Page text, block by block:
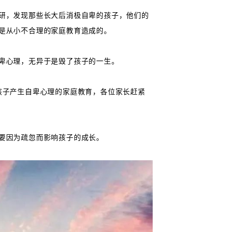
，发现那些长大后消极自卑的孩子，他们的
小不合理的家庭教育造成的。
理，无异于是毁了孩子的一生。
产生自卑心理的家庭教育，各位家长赶紧
为疏忽而影响孩子的成长。